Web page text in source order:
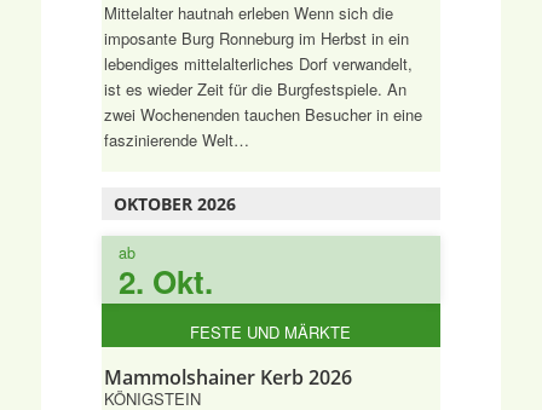
Mittelalter hautnah erleben Wenn sich die
imposante Burg Ronneburg im Herbst in ein
lebendiges mittelalterliches Dorf verwandelt,
ist es wieder Zeit für die Burgfestspiele. An
zwei Wochenenden tauchen Besucher in eine
faszinierende Welt…
OKTOBER 2026
ab
2. Okt.
Mammolshainer Kerb 2026
KÖNIGSTEIN
FESTE UND MÄRKTE